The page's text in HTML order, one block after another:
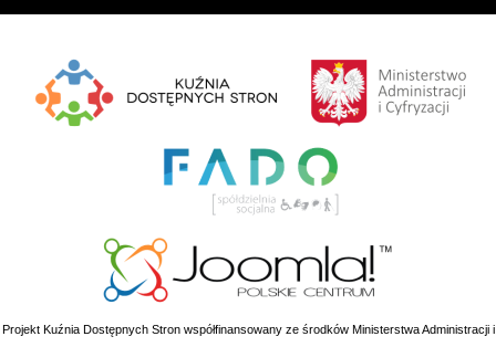
Projekt Kuźnia Dostępnych Stron współfinansowany ze środków Ministerstwa Administracji i